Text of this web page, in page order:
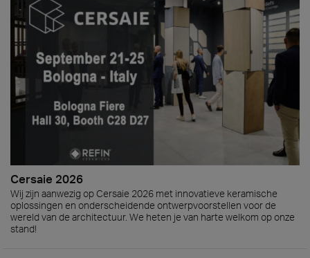
Cersaie 2026
Wij zijn aanwezig op Cersaie 2026 met innovatieve keramische
oplossingen en onderscheidende ontwerpvoorstellen voor de
wereld van de architectuur. We heten je van harte welkom op onze
stand!